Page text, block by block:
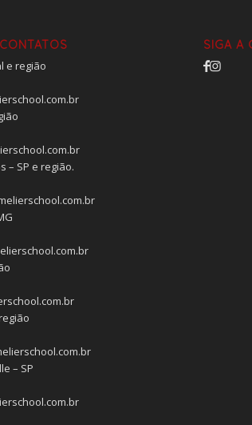
e região
– SP e região.
– SP
SIGA A